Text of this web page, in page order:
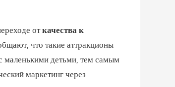
откачества к
что такие аттракционы
детьми, тем самым
маркетинг через